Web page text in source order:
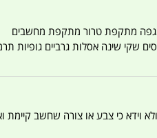
שקי שינה אסלות גרביים
וידא כי צבע או צורה שחשב